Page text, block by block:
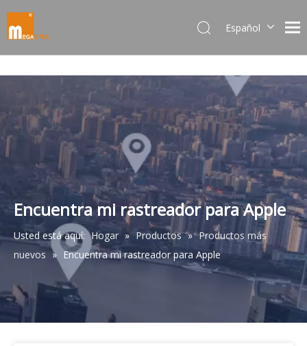
Español
한국어
日本語
Italiano
Deutsch
Português
Pусский
Français
简体中文
English
Encuentra mi rastreador para Apple
Usted está aquí: Hogar » Productos » Productos más
nuevos » Encuentra mi rastreador para Apple